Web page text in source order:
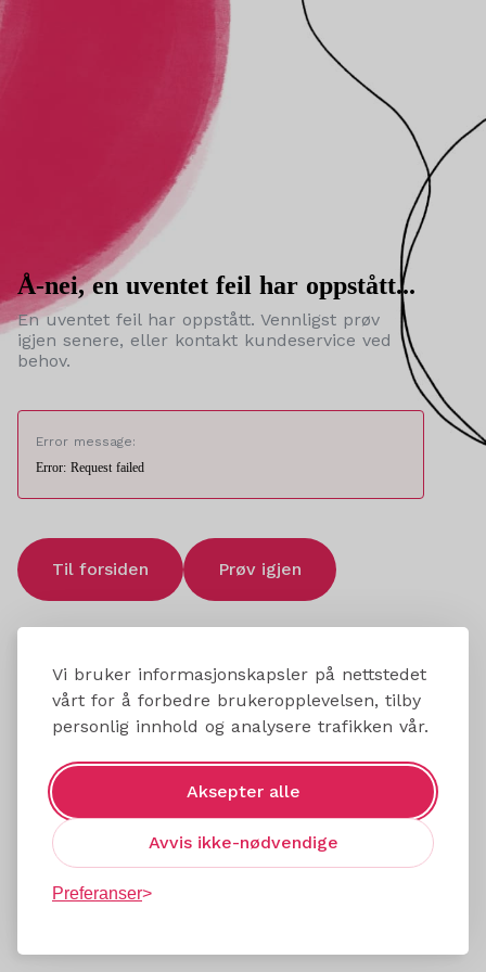
Vi bruker informasjonskapsler på nettstedet
vårt for å forbedre brukeropplevelsen, tilby
personlig innhold og analysere trafikken vår.
Aksepter alle
Avvis ikke-nødvendige
Preferanser
Å-nei, en uventet feil har oppstått...
En uventet feil har oppstått. Vennligst prøv
igjen senere, eller kontakt kundeservice ved
behov.
Error message:
Error: Request failed
Til forsiden Prøv igjen